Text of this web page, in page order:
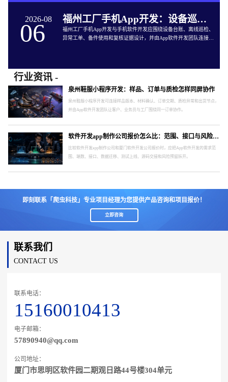
2026-08
06 福州工厂手机App开发：设备巡检如何兼顾离线与追责
福州工厂手机App开发与手机软件开发应围绕设备台账、离线巡检、
异常工单、备件使用和复核证据设计，并由App软件开发团队连接生
行业资讯 -
泉州鞋服小程序开发：样品、订单与质检怎样同屏协作
泉州鞋服小程序开发可连接样品版本、材料确认、订单交期、质检异常和出货节点，
并由App软件开发团队让客户、业务员与工厂围绕同一订单协作。
软件开发app制作公司报价怎么比：范围、接口与风险要分开
比较软件开发app制作公司和厦门软件开发公司报价时，应把App软件开发的需求范
围、端数、接口、数据迁移、测试上线、源码交接和风险预留拆开。
即刻联系「爬虫科技」专业项目经理为您提供产品咨询和项目报价！
立即咨询
联系我们
CONTACT US
联系电话：
15160010413
电子邮箱：
57890940@qq.com
公司地址：
厦门市思明区软件园二期观日路44号楼304单元